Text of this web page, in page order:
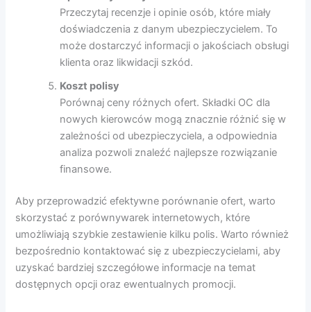
Przeczytaj recenzje i opinie osób, które miały
doświadczenia z danym ubezpieczycielem. To
może dostarczyć informacji o jakościach obsługi
klienta oraz likwidacji szkód.
Koszt polisy
Porównaj ceny różnych ofert. Składki OC dla
nowych kierowców mogą znacznie różnić się w
zależności od ubezpieczyciela, a odpowiednia
analiza pozwoli znaleźć najlepsze rozwiązanie
finansowe.
Aby przeprowadzić efektywne porównanie ofert, warto
skorzystać z porównywarek internetowych, które
umożliwiają szybkie zestawienie kilku polis. Warto również
bezpośrednio kontaktować się z ubezpieczycielami, aby
uzyskać bardziej szczegółowe informacje na temat
dostępnych opcji oraz ewentualnych promocji.